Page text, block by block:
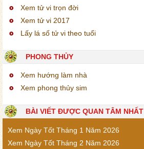
Xem tử vi trọn đời
Xem tử vi 2017
Lấy lá số tử vi theo tuổi
PHONG THỦY
Xem hướng làm nhà
Xem phong thủy sim
BÀI VIẾT ĐƯỢC QUAN TÂM NHẤT
Xem Ngày Tốt Tháng 1 Năm 2026
Xem Ngày Tốt Tháng 2 Năm 2026